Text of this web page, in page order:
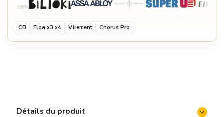
CB Floa x3·x4 Virement Chorus Pro
Détails du produit